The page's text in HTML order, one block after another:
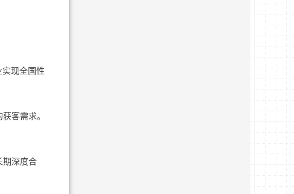
现全国性
客需求。
期深度合